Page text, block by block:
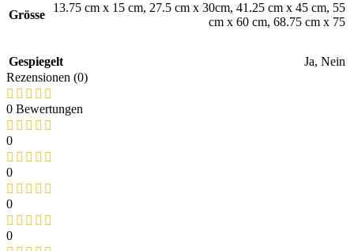
Grösse
13.75 cm x 15 cm, 27.5 cm x 30cm, 41.25 cm x 45 cm, 55
cm x 60 cm, 68.75 cm x 75
Gespiegelt Ja, Nein
Rezensionen (0)
0 Bewertungen
0
0
0
0